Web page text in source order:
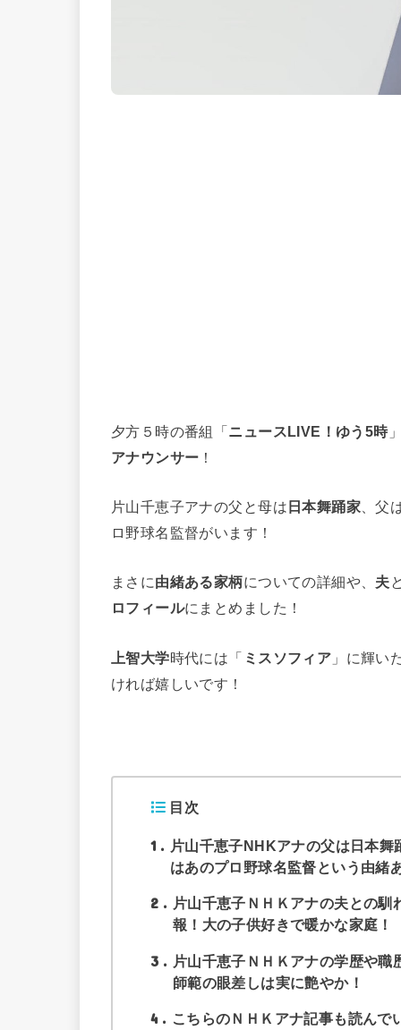
夕方５時の番組「ニュースLIVE！ゆう5時
アナウンサー ！
片山千恵子アナの父と母は 日本舞踊家 、父
ロ野球名監督がいます！
まさに由緒ある家柄についての詳細や、 夫
ロフィールにまとめました！
上智大学時代には「 ミスソフィア 」に輝い
ければ嬉しいです！
目次
1
片山千恵子NHKアナの父は日本
はあのプロ野球名監督という由緒
2
片山千恵子ＮＨＫアナの夫との
報！大の子供好きで暖かな家庭！
3
片山千恵子ＮＨＫアナの学歴や
師範の眼差しは実に艶やか！
4 こちらのＮＨＫアナ記事も読んで